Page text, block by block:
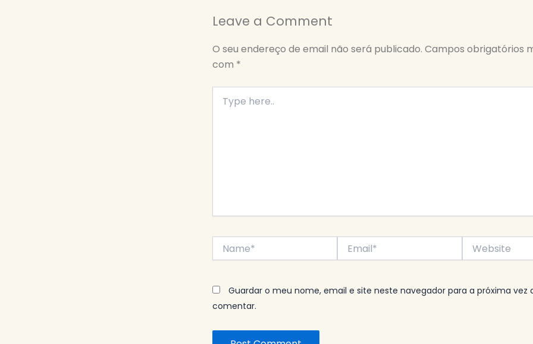
Leave a Comment
O seu endereço de email não será publicado. Campos obrigatórios
com *
here..
Website
Guardar o meu nome, email e site neste navegador para a próxima vez
comentar.